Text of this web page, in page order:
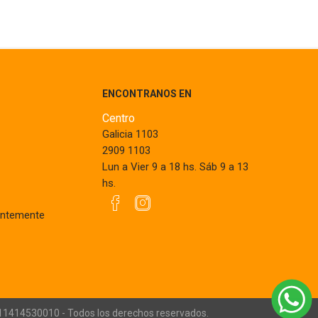
ENCONTRANOS EN
Centro
Galicia 1103
2909 1103
Lun a Vier 9 a 18 hs. Sáb 9 a 13
hs.
- Todos los derechos reservados.